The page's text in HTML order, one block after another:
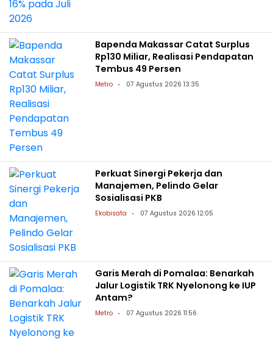
Bapenda Makassar Catat Surplus
Rp130 Miliar, Realisasi Pendapatan
Tembus 49 Persen
Metro 07 Agustus 2026 13:35
Perkuat Sinergi Pekerja dan
Manajemen, Pelindo Gelar
Sosialisasi PKB
Ekobisata 07 Agustus 2026 12:05
Garis Merah di Pomalaa: Benarkah
Jalur Logistik TRK Nyelonong ke IUP
Antam?
Metro 07 Agustus 2026 11:56